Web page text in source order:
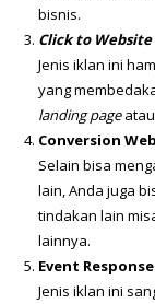
bisnis.
Click to Website
Jenis iklan ini
yang
landing pageatau
Conversion
Selain bisa
lain, Anda juga
tindakan lain
lainnya.
Event
Jenis iklan ini